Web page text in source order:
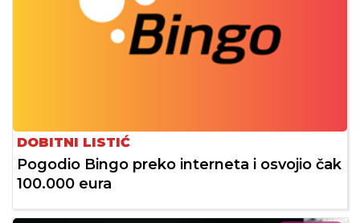
DOBITNI LISTIĆ
Pogodio Bingo preko interneta i osvojio čak
100.000 eura